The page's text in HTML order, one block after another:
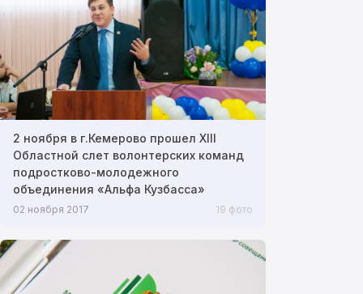
2 ноября в г.Кемерово прошел XIII
Областной слет волонтерских команд
подростково-молодежного
объединения «Альфа Кузбасса»
02 ноября 2017 19 фото